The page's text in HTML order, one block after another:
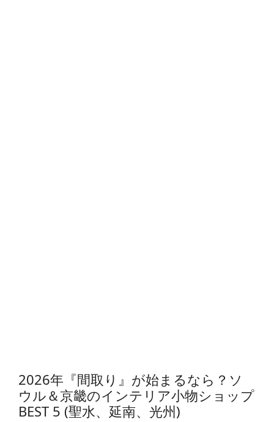
2026年『間取り』が始まるなら？ソ
ウル＆京畿のインテリア小物ショップ
BEST 5 (聖水、延南、光州)